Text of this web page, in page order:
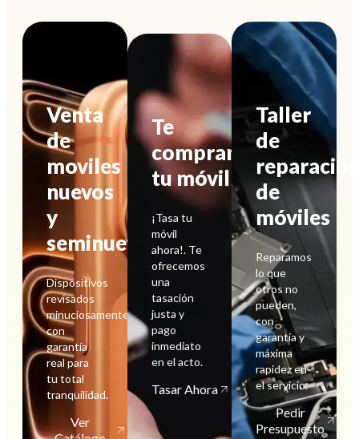
Venta
de
moviles
nuevos
y
seminuevos
Dispositivos
revisados
minuciosamente
con
garantía
real para
tu total
tranquilidad.
Ver
Te
compramos
tu móvil
¡Tasa tu
móvil
ahora!. Te
ofrecemos
una
tasación
justa y
pago
inmediato
en el acto.
Tasar Ahora
Taller
de
de
móviles
Reparamos
lo que
otros no
pueden,
con
garantía y
máxima
rapidez en
el servicio.
Pedir
Presupuesto